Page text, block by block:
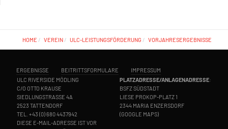
HOME VEREIN ULC-LEISTUNGSFÖRDERUNG VORJAHRESERGEBNISSE
ERGEBNISSE BEITRITTSFORMULARE
IMPRESSUM
ULC RIVERSIDE MÖDLING
C/O OTTO KRAUSE
SIEDLUNGSTRASSE 4A
2523 TATTENDORF
TEL. +43 (0) 680 4437942
DIESE E-MAIL-ADRESSE IST VOR
PLATZADRESSE/ANLAGENADRESSE:
BSFZ SÜDSTADT
LIESE PROKOP-PLATZ 1
2344 MARIA ENZERSDORF
(GOOGLE MAPS)